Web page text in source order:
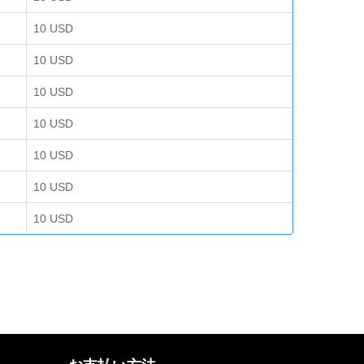
10 USD
10 USD
10 USD
10 USD
10 USD
10 USD
10 USD